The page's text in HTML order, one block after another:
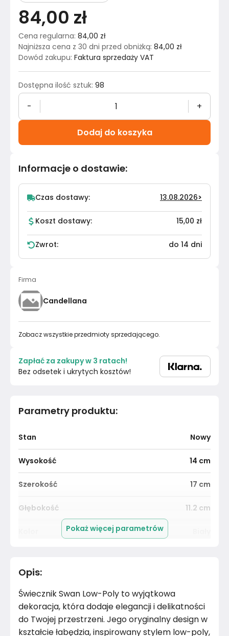
Parametry produktu:
Stan Nowy
Wysokość 14 cm
Szerokość 17 cm
Głębokość 11.2 cm
Materiał
Kolor Biele kremy
Candellana
Pokaż więcej parametrów
Opis:
Świecznik Swan Low-Poly to wyjątkowa
dekoracja, która dodaje elegancji i delikatności
do Twojej przestrzeni. Jego oryginalny design w
kształcie łabędzia, inspirowany stylem low-poly,
84,00 zł
Cena regularna: 84,00 zł
Najniższa cena z 30 dni przed obniżką: 84,00 zł
Dowód zakupu: Faktura sprzedaży VAT
Dostępna ilość sztuk: 98
- +
Dodaj do koszyka
Informacje o dostawie:
Czas dostawy: 13.08.2026>
Koszt dostawy: 15,00 zł
Zwrot: do 14 dni
Firma
Candellana
Zobacz wszystkie przedmioty sprzedającego.
Zapłać za zakupy w 3 ratach!
Bez odsetek i ukrytych kosztów!